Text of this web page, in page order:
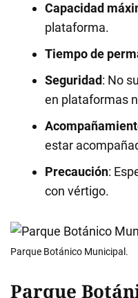
Capacidad
plataforma.
Tiempo de
Seguridad: No
en plataformas
estar
Precaución:
con vértigo.
Parque Botánico Municipal.
Parque